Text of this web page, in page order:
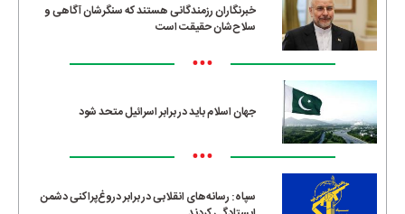
خبرنگاران رزمندگانی هستند که سنگرشان آگاهی و
سلاح‌شان حقیقت است
•••
جهان اسلام باید در برابر اسرائیل متحد شود
•••
سپاه: رسانه‌های انقلابی در برابر دروغ‌پراکنی دشمن